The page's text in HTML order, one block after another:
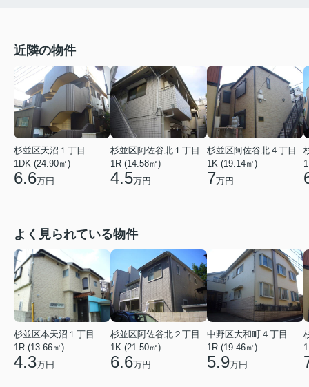
近隣の物件
杉並区天沼１丁目
1DK (24.90㎡)
6.6万円
杉並区阿佐谷北１丁目
1R (14.58㎡)
4.5万円
杉並区阿佐谷北４丁目
1K (19.14㎡)
7万円
よく見られている物件
杉並区本天沼１丁目
1R (13.66㎡)
4.3万円
杉並区阿佐谷北２丁目
1K (21.50㎡)
6.6万円
中野区大和町４丁目
1R (19.46㎡)
5.9万円